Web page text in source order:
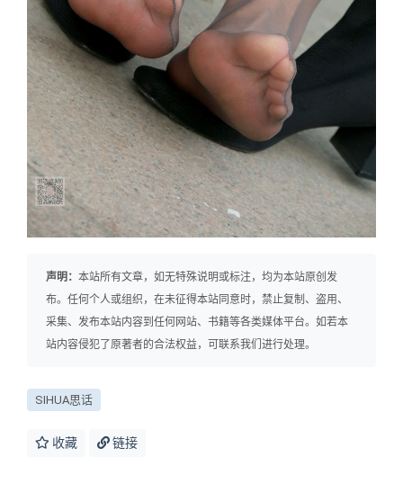
声明： 本站所有文章，如无特殊说明或标注，均为本站原创发
布。任何个人或组织，在未征得本站同意时，禁止复制、盗用、
采集、发布本站内容到任何网站、书籍等各类媒体平台。如若本
站内容侵犯了原著者的合法权益，可联系我们进行处理。
SIHUA思话
收藏 链接